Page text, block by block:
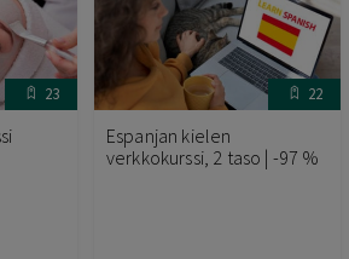
23 22
Espanjan kielen
verkkokurssi, 2 taso | -97 %